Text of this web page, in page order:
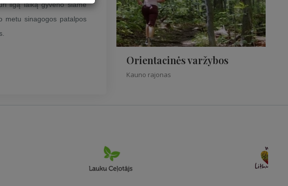
ilgą laiką gyveno šiame
metu sinagogos patalpos
Orientacinės varžybos
Kauno rajonas